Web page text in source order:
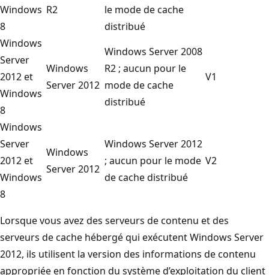
Windows
8
R2
le mode de cache
distribué
Windows
Server
2012 et
Windows
8
Windows
Server 2012
Windows Server 2008
R2 ; aucun pour le
mode de cache
distribué
V1
Windows
Server
2012 et
Windows
8
Windows
Server 2012
Windows Server 2012
; aucun pour le mode
de cache distribué
V2
Lorsque vous avez des serveurs de contenu et des
serveurs de cache hébergé qui exécutent Windows Server
2012, ils utilisent la version des informations de contenu
appropriée en fonction du système d’exploitation du client